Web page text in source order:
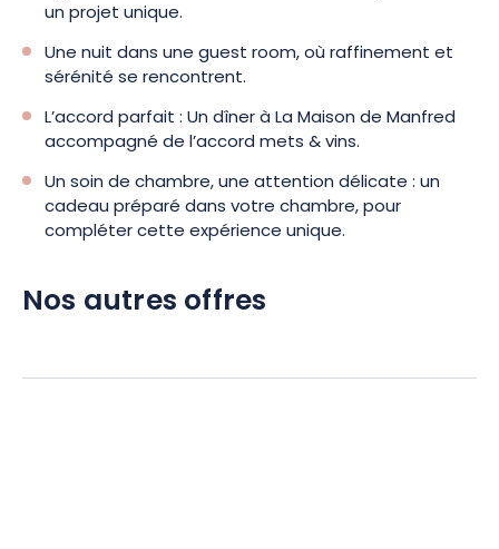
un projet unique.
Une nuit dans une guest room, où raffinement et
sérénité se rencontrent.
L’accord parfait : Un dîner à La Maison de Manfred
accompagné de l’accord mets & vins.
Un soin de chambre, une attention délicate : un
cadeau préparé dans votre chambre, pour
compléter cette expérience unique.
Nos autres offres